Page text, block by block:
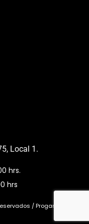
Local 1.
hrs.
hrs
/ Progaming